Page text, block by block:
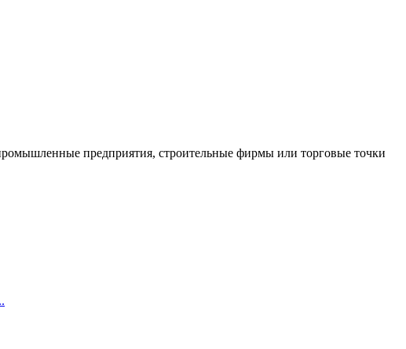
предприятия, строительные фирмы или торговые точки